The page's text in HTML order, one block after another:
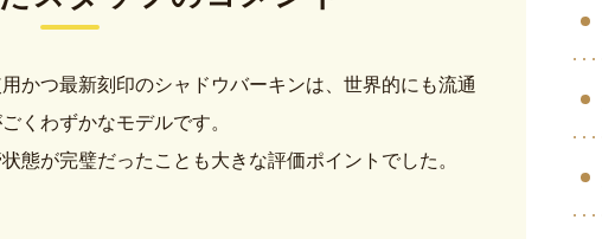
かつ最新刻印のシャドウバーキンは、世界的にも流通
くわずかなモデルです。
態が完璧だったことも大きな評価ポイントでした。